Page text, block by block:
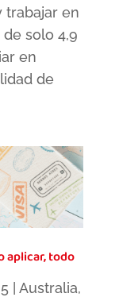
trabajar en
solo 4,9
en
de
aplicar, todo
| Australia,